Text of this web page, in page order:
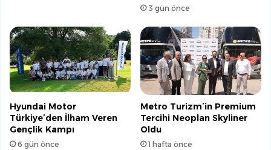
3 gün önce
Hyundai Motor
Türkiye’den İlham Veren
Gençlik Kampı
6 gün önce
Metro Turizm’in Premium
Tercihi Neoplan Skyliner
Oldu
1 hafta önce